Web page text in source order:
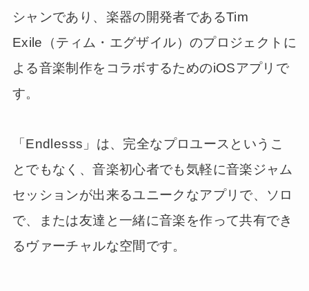
シャンであり、楽器の開発者であるTim
Exile（ティム・エグザイル）のプロジェクトに
よる音楽制作をコラボするためのiOSアプリで
す。
「Endlesss」は、完全なプロユースというこ
とでもなく、音楽初心者でも気軽に音楽ジャム
セッションが出来るユニークなアプリで、ソロ
で、または友達と一緒に音楽を作って共有でき
るヴァーチャルな空間です。